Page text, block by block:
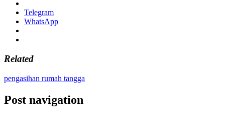
Telegram
WhatsApp
Related
pengasihan rumah tangga
Post navigation